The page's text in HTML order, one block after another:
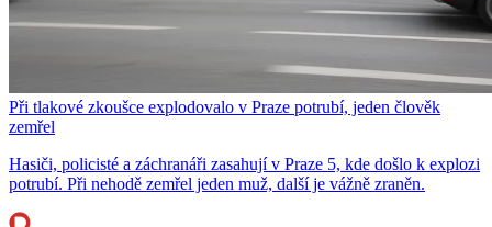
Při tlakové zkoušce explodovalo v Praze potrubí, jeden člověk
zemřel
Hasiči, policisté a záchranáři zasahují v Praze 5, kde došlo k explozi
potrubí. Při nehodě zemřel jeden muž, další je vážně zraněn.